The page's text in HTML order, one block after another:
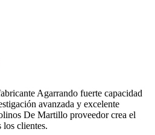
Agarrando fuerte capacidad
avanzada y excelente
De Martillo proveedor crea el
los clientes.